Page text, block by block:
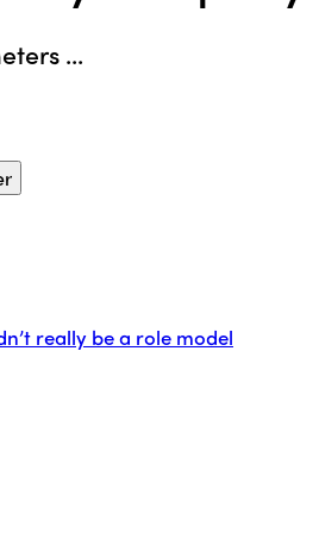
...
really be a role model